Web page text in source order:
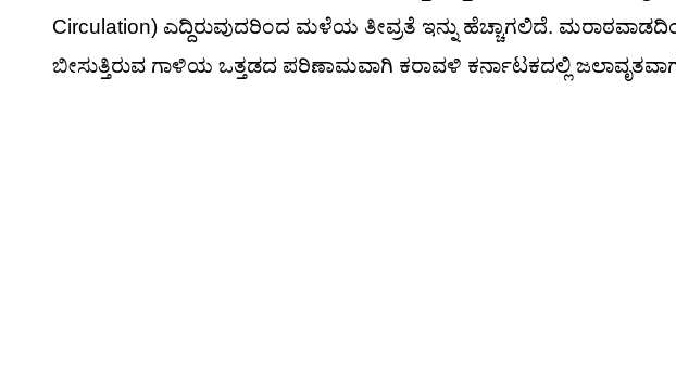
Circulation) ಎದ್ದಿರುವುದರಿಂದ ಮಳೆಯ ತೀವ್ರತೆ ಇನ್ನು ಹೆಚ್ಚಾಗಲಿದೆ.
ಬೀಸುತ್ತಿರುವ ಗಾಳಿಯ ಒತ್ತಡದ ಪರಿಣಾಮವಾಗಿ ಕರಾವಳಿ ಕರ್ನಾಟಕದಲ್ಲಿ